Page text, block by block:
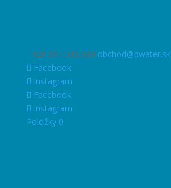
+421 917 045 849 obchod@bwater.sk
Facebook
Instagram
Facebook
Instagram
Položky 0